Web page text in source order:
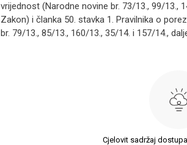
vrijednost (Narodne novine br. 73/13., 99/13.,
Zakon) i članka 50. stavka 1. Pravilnika o
br. 79/13., 85/13., 160/13., 35/14. i 157/14.,
Cjelovit sadržaj